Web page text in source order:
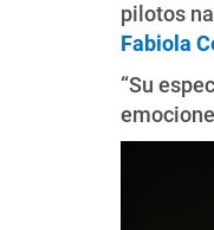
pilotos
Fabiola
“Su